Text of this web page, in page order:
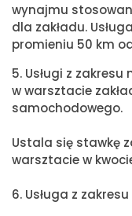
wynajmu
dla zakładu.
promieniu 50 km
5. Usługi z
w warsztacie
samochodowego.
Ustala się stawkę
warsztacie w
6. Usługa z